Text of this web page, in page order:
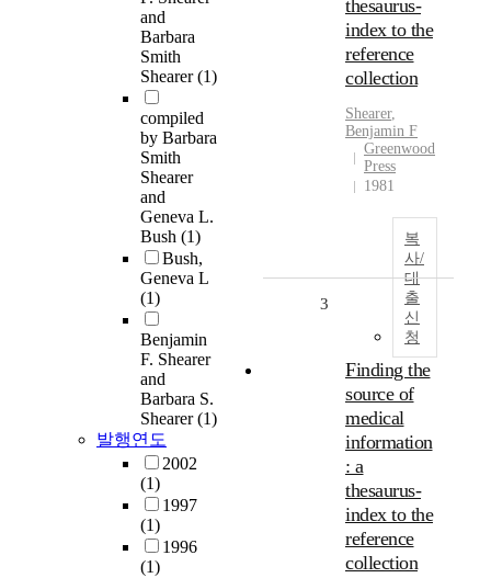
and
Barbara
Smith
Shearer(1)
compiled
by Barbara
Smith
Shearer
and
Geneva L.
Bush (1)
Bush,
Geneva L
(1)
Benjamin
F. Shearer
and
Barbara S.
Shearer(1)
발행연도
2002
(1)
1997
(1)
1996
(1)
thesaurus-
index to the
reference
collection
Shearer,
Benjamin F
Greenwood
Press
1981
복
사/
대
출
신
청
3
Finding the
source of
medical
information
: a
thesaurus-
index to the
reference
collection